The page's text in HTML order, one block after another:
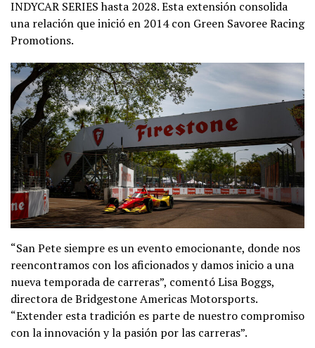
INDYCAR SERIES hasta 2028. Esta extensión consolida
una relación que inició en 2014 con Green Savoree Racing
Promotions.
“San Pete siempre es un evento emocionante, donde nos
reencontramos con los aficionados y damos inicio a una
nueva temporada de carreras”, comentó Lisa Boggs,
directora de Bridgestone Americas Motorsports.
“Extender esta tradición es parte de nuestro compromiso
con la innovación y la pasión por las carreras”.